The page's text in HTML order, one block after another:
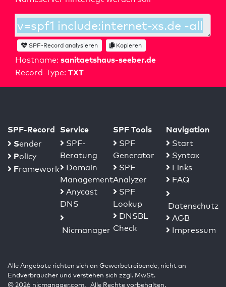
Hostname: sanitaetshaus-seeber.de
Record-Type: TXT
SPF-Record analysieren Kopieren
SPF-Record
Sender
Policy
Framework
Service
SPF-
Beratung
Domain
Management
Anycast
DNS
Nicmanager
SPF Tools
SPF
Generator
SPF
Analyzer
SPF
Lookup
DNSBL
Check
Navigation
Start
Syntax
Links
FAQ
Datenschutz
AGB
Impressum
Alle Angebote richten sich an Gewerbetreibende, nicht an
Endverbraucher und verstehen sich zzgl. MwSt.
© 2026 nicmanager.com. Alle Rechte vorbehalten.